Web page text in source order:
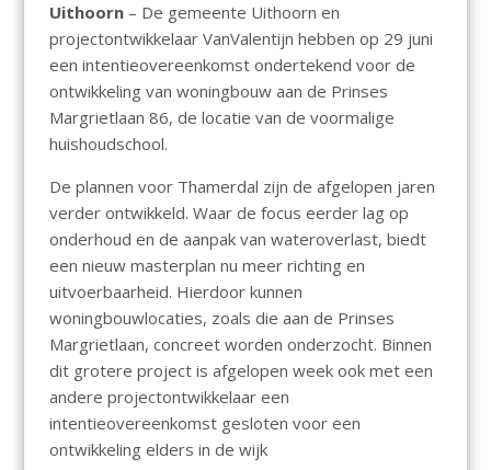
e
b
o
o
at
s
A
p
p
ai
l
Uithoorn– De gemeente Uithoorn en
projectontwikkelaar VanValentijn hebben op 29 juni
een intentieovereenkomst ondertekend voor de
ontwikkeling van woningbouw aan de Prinses
Margrietlaan 86, de locatie van de voormalige
huishoudschool.
De plannen voor Thamerdal zijn de afgelopen jaren
verder ontwikkeld. Waar de focus eerder lag op
onderhoud en de aanpak van wateroverlast, biedt
een nieuw masterplan nu meer richting en
uitvoerbaarheid. Hierdoor kunnen
woningbouwlocaties, zoals die aan de Prinses
Margrietlaan, concreet worden onderzocht. Binnen
dit grotere project is afgelopen week ook met een
andere projectontwikkelaar een
intentieovereenkomst gesloten voor een
ontwikkeling elders in de wijk